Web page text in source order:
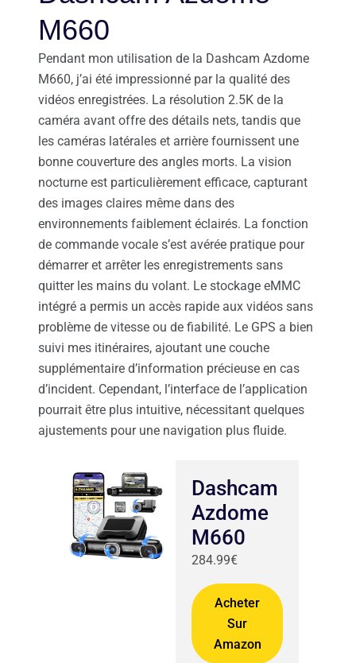
M660
Pendant mon utilisation de la Dashcam Azdome
M660, j’ai été impressionné par la qualité des
vidéos enregistrées. La résolution 2.5K de la
caméra avant offre des détails nets, tandis que
les caméras latérales et arrière fournissent une
bonne couverture des angles morts. La vision
nocturne est particulièrement efficace, capturant
des images claires même dans des
environnements faiblement éclairés. La fonction
de commande vocale s’est avérée pratique pour
démarrer et arrêter les enregistrements sans
quitter les mains du volant. Le stockage eMMC
intégré a permis un accès rapide aux vidéos sans
problème de vitesse ou de fiabilité. Le GPS a bien
suivi mes itinéraires, ajoutant une couche
supplémentaire d’information précieuse en cas
d’incident. Cependant, l’interface de l’application
pourrait être plus intuitive, nécessitant quelques
ajustements pour une navigation plus fluide.
Dashcam
Azdome
M660
284.99€
Acheter
Sur
Amazon